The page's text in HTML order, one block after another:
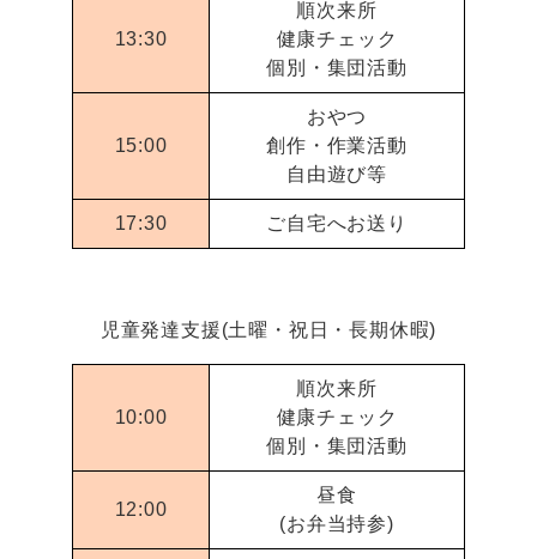
13:30
順次来所
健康チェック
個別・集団活動
15:00
おやつ
創作・作業活動
自由遊び等
17:30 ご自宅へお送り
児童発達支援(土曜・祝日・長期休暇)
10:00
順次来所
健康チェック
個別・集団活動
12:00
昼食
(お弁当持参)